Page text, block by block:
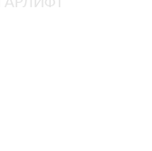
АРЛИФТ